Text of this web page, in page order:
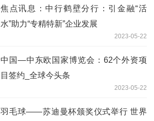
焦点讯息：中行鹤壁分行：引金融“活
水”助力“专精特新”企业发展
2023-05-22
中国—中东欧国家博览会：62个外资项
目签约_全球今头条
2023-05-22
羽毛球——苏迪曼杯颁奖仪式举行 世界